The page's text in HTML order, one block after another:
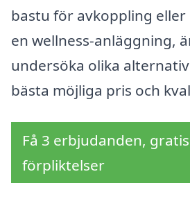
bastu för avkoppling eller
en wellness-anläggning,
undersöka olika
bästa möjliga pris och
Få 3 erbjudanden,
förpliktelser